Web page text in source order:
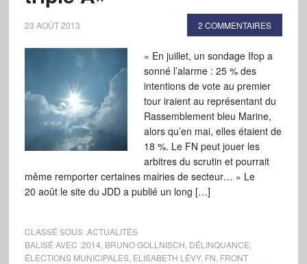
23 AOÛT 2013 2 COMMENTAIRES
« En juillet, un sondage Ifop a
sonné l’alarme : 25 % des
intentions de vote au premier
tour iraient au représentant du
Rassemblement bleu Marine,
alors qu’en mai, elles étaient de
18 %. Le FN peut jouer les
arbitres du scrutin et pourrait
même remporter certaines mairies de secteur… » Le
20 août le site du JDD a publié un long […]
CLASSÉ SOUS :ACTUALITÉS
BALISÉ AVEC :2014 BRUNO GOLLNISCH DÉLINQUANCE
ÉLECTIONS MUNICIPALES, ELISABETH LÉVY, FN FRONT